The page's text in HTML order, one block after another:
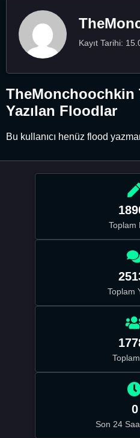
Kayıt Tarihi:
TheMonchoochkin
Yazılan Floodlar
Bu kullanıcı henüz flood
Toplam
Toplam
0
Son 24